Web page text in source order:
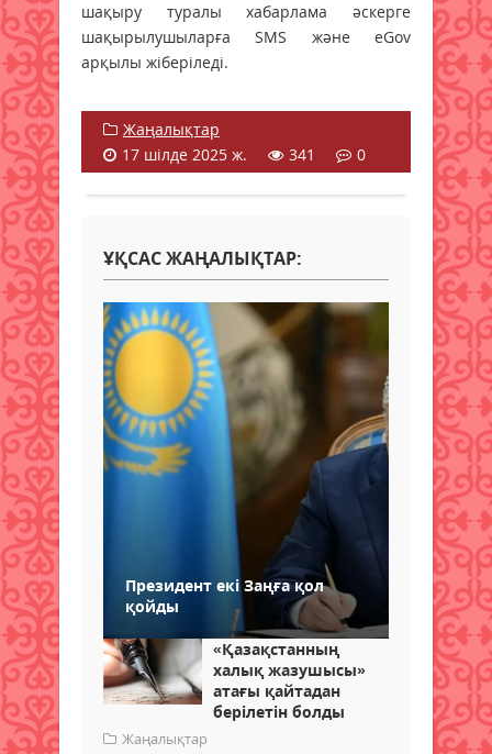
шақыру туралы хабарлама әскерге
шақырылушыларға SMS және eGov
арқылы жіберіледі.
Жаңалықтар
17 шілде 2025 ж.
341 0
ҰҚСАС ЖАҢАЛЫҚТАР:
Президент екі Заңға қол
қойды
«Қазақстанның
халық жазушысы»
атағы қайтадан
берілетін болды
Жаңалықтар